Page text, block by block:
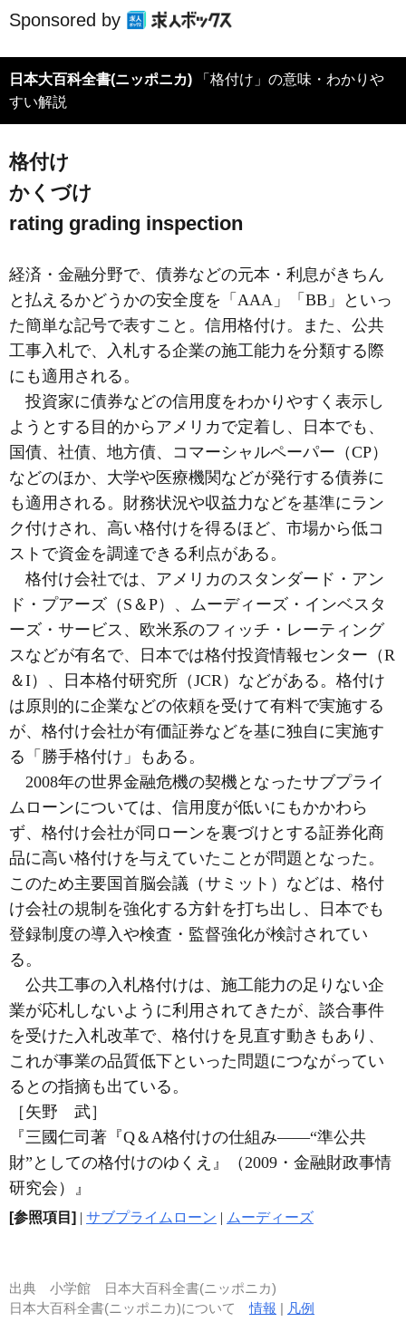
Sponsored by
日本大百科全書(ニッポニカ) 「格付け」の意味・わかりや
すい解説
格付け
かくづけ
rating grading inspection
経済・金融分野で、債券などの元本・利息がきちん
と払えるかどうかの安全度を「AAA」「BB」といっ
た簡単な記号で表すこと。信用格付け。また、公共
工事入札で、入札する企業の施工能力を分類する際
にも適用される。
投資家に債券などの信用度をわかりやすく表示し
ようとする目的からアメリカで定着し、日本でも、
国債、社債、地方債、コマーシャルペーパー（CP）
などのほか、大学や医療機関などが発行する債券に
も適用される。財務状況や収益力などを基準にラン
ク付けされ、高い格付けを得るほど、市場から低コ
ストで資金を調達できる利点がある。
格付け会社では、アメリカのスタンダード・アン
ド・プアーズ（S＆P）、ムーディーズ・インベスタ
ーズ・サービス、欧米系のフィッチ・レーティング
スなどが有名で、日本では格付投資情報センター（R
＆I）、日本格付研究所（JCR）などがある。格付け
は原則的に企業などの依頼を受けて有料で実施する
が、格付け会社が有価証券などを基に独自に実施す
る「勝手格付け」もある。
2008年の世界金融危機の契機となったサブプライ
ムローンについては、信用度が低いにもかかわら
ず、格付け会社が同ローンを裏づけとする証券化商
品に高い格付けを与えていたことが問題となった。
このため主要国首脳会議（サミット）などは、格付
け会社の規制を強化する方針を打ち出し、日本でも
登録制度の導入や検査・監督強化が検討されてい
る。
公共工事の入札格付けは、施工能力の足りない企
業が応札しないように利用されてきたが、談合事件
を受けた入札改革で、格付けを見直す動きもあり、
これが事業の品質低下といった問題につながってい
るとの指摘も出ている。
［矢野 武］
『三國仁司著『Q＆A格付けの仕組み――“準公共
財”としての格付けのゆくえ』（2009・金融財政事情
研究会）』
[参照項目] | サブプライムローン | ムーディーズ
出典 小学館 日本大百科全書(ニッポニカ)
日本大百科全書(ニッポニカ)について情報 | 凡例